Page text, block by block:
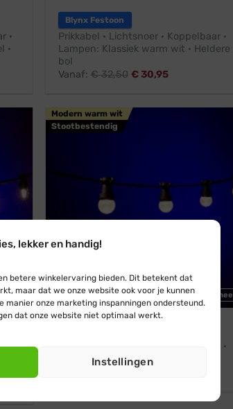
lekker en handig!
betere winkelervaring bieden. Dit betekent dat
maar dat we onze website ook voor je kunnen
manier onze marketing inspanningen ondersteund.
dat onze website niet optimaal werkt.
Instellingen
·
·
Blynx Festoon
Prikkabel · Lichtsnoer · Koppelbaar ·
Lampen: Klassiek warm wit · Heldere
bol
Vanaf: €32,50 €30,95
·
·
Professioneel
Modern warm wit
Stootbestendig
Koppelbaar
Prikkabel · Lichtsnoer · Koppelbaar ·
Modern warm wit · Matte bol